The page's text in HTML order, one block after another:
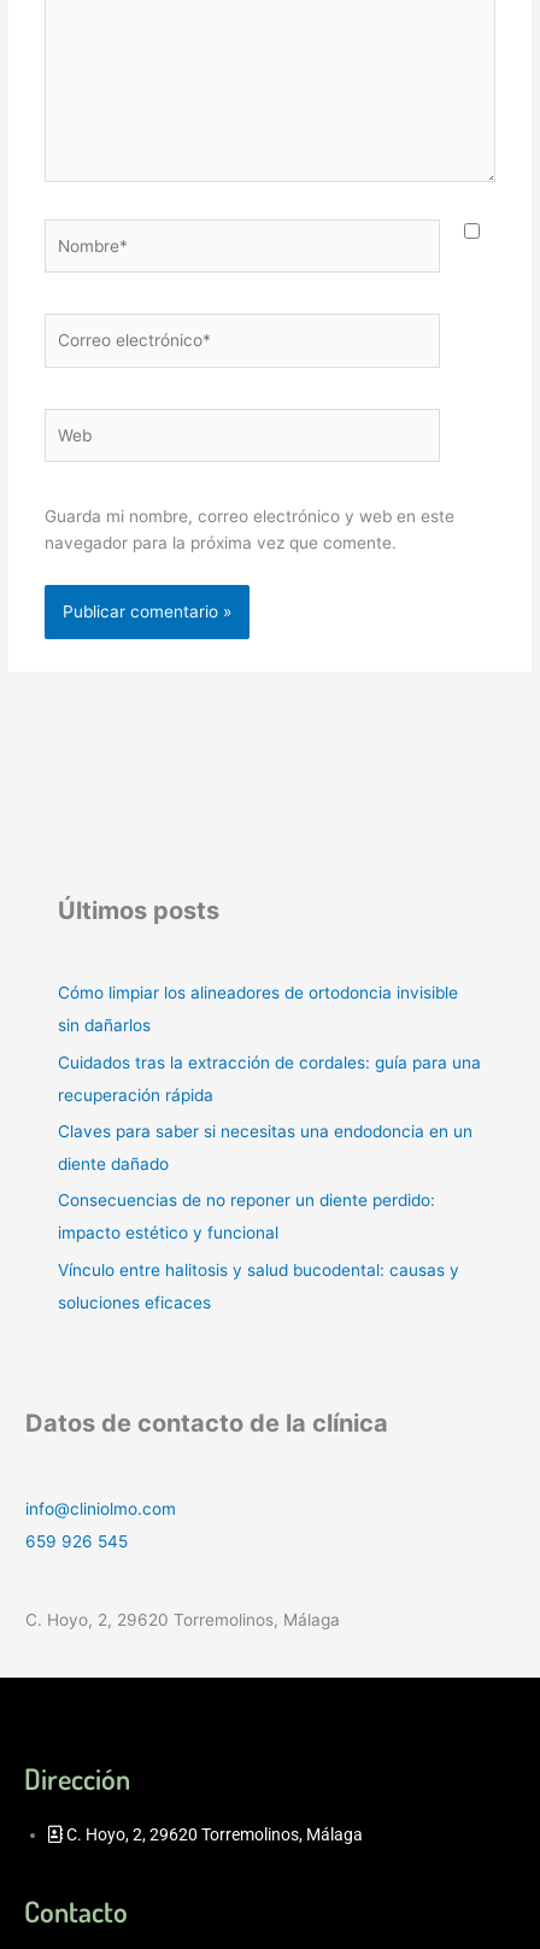
electrónico*
Guarda mi nombre, correo electrónico y web en este
navegador para la próxima vez que comente.
Últimos posts
Cómo limpiar los alineadores de ortodoncia invisible
sin dañarlos
Cuidados tras la extracción de cordales: guía para una
recuperación rápida
Claves para saber si necesitas una endodoncia en un
diente dañado
Consecuencias de no reponer un diente perdido:
impacto estético y funcional
Vínculo entre halitosis y salud bucodental: causas y
soluciones eficaces
Datos de contacto de la clínica
info@cliniolmo.com
659 926 545
C. Hoyo, 2, 29620 Torremolinos, Málaga
Dirección
C. Hoyo, 2, 29620 Torremolinos, Málaga
Contacto